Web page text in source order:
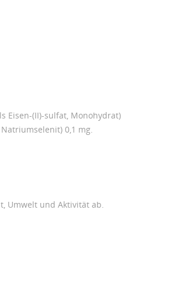
Eisen-(II)-sulfat, Monohydrat)
0,1 mg.
Umwelt und Aktivität ab.